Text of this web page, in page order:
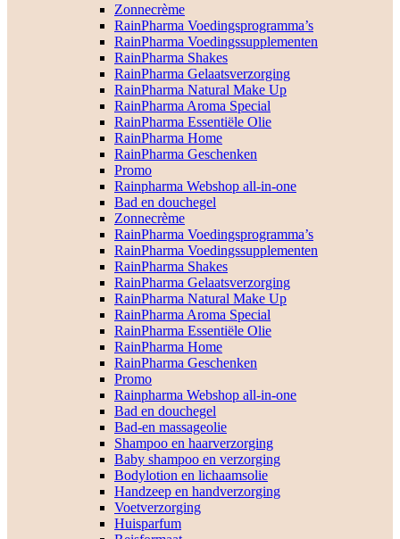
Zonnecrème
RainPharma Voedingsprogramma’s
RainPharma Voedingssupplementen
RainPharma Shakes
RainPharma Gelaatsverzorging
RainPharma Natural Make Up
RainPharma Aroma Special
RainPharma Essentiële Olie
RainPharma Home
RainPharma Geschenken
Promo
Rainpharma Webshop all-in-one
Bad en douchegel
Zonnecrème
RainPharma Voedingsprogramma’s
RainPharma Voedingssupplementen
RainPharma Shakes
RainPharma Gelaatsverzorging
RainPharma Natural Make Up
RainPharma Aroma Special
RainPharma Essentiële Olie
RainPharma Home
RainPharma Geschenken
Promo
Rainpharma Webshop all-in-one
Bad en douchegel
Bad-en massageolie
Shampoo en haarverzorging
Baby shampoo en verzorging
Bodylotion en lichaamsolie
Handzeep en handverzorging
Voetverzorging
Huisparfum